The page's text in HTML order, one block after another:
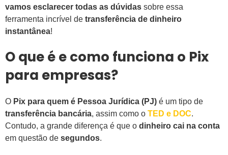
vamos esclarecer todas as dúvidas sobre essa
ferramenta incrível de transferência de dinheiro
instantânea!
O que é e como funciona o Pix
para empresas?
O Pix para quem é Pessoa Jurídica (PJ) é um tipo de
transferência bancária, assim como o TED e DOC.
Contudo, a grande diferença é que o dinheiro cai na conta
em questão de segundos.